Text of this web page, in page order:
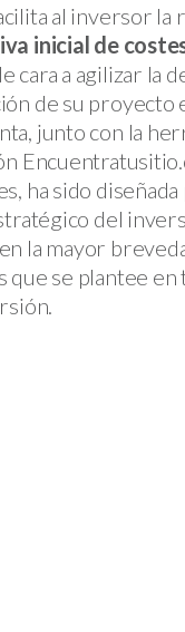
al inversor la
inicial de
cara a agilizar la
de su proyecto
junto con la
ha sido
del
la mayor
que se plantee en